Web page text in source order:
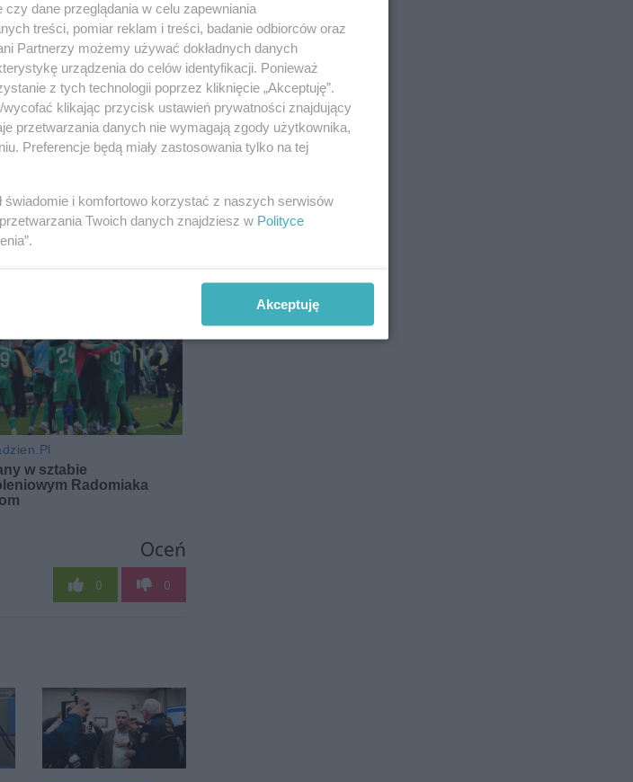
Oceń
0 0
dane przeglądania w celu zapewniania
treści, pomiar reklam i treści, badanie odbiorców oraz
Partnerzy możemy używać dokładnych danych
urządzenia do celów identyfikacji. Ponieważ
z tych technologii poprzez kliknięcie „Akceptuję”.
klikając przycisk ustawień prywatności znajdujący
przetwarzania danych nie wymagają zgody użytkownika,
Preferencje będą miały zastosowania tylko na tej
i komfortowo korzystać z naszych serwisów
Twoich danych znajdziesz w Polityce
Akceptuję